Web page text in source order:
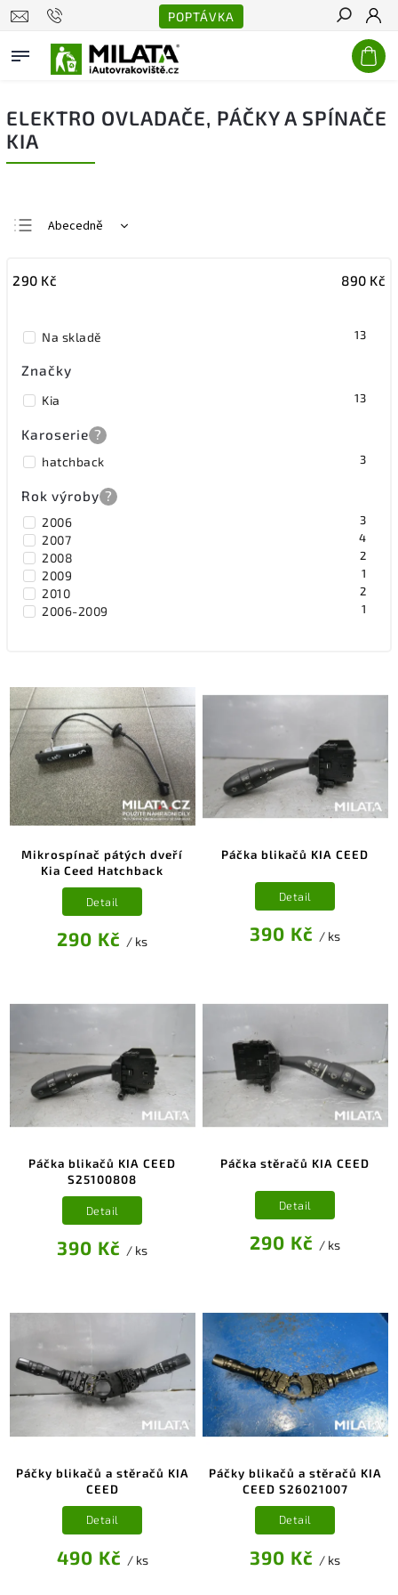
POPTÁVKA
Hledat
ELEKTRO OVLADAČE, PÁČKY A SPÍNAČE
KIA
Abecedně
Nejdražší
290 Kč 890 Kč
Na skladě 13
Značky
Kia 13
Karoserie ?
hatchback 3
Rok výroby ?
2006 3
2007 4
2008 2
2009 1
2010 2
2006-2009 1
Mikrospínač pátých dveří
Kia Ceed Hatchback
290 Kč / ks
Detail
Páčka blikačů KIA CEED
390 Kč / ks
Detail
Páčka blikačů KIA CEED
S25100808
390 Kč / ks
Detail
Páčka stěračů KIA CEED
290 Kč / ks
Detail
Páčky blikačů a stěračů KIA
CEED
490 Kč / ks
Detail
Páčky blikačů a stěračů KIA
CEED S26021007
390 Kč / ks
Detail